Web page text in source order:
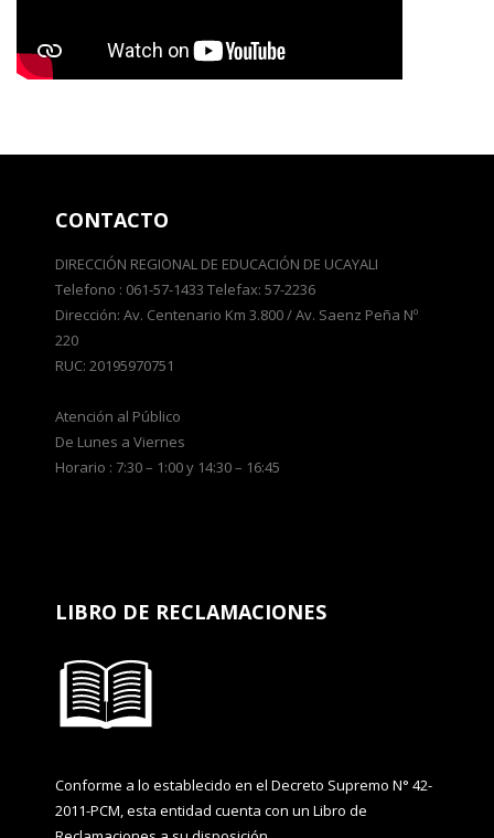
CONTACTO
DIRECCIÓN REGIONAL DE EDUCACIÓN DE UCAYALI
Telefono : 061-57-1433 Telefax: 57-2236
Dirección: Av. Centenario Km 3.800 / Av. Saenz Peña Nº
220
RUC: 20195970751
Atención al Público
De Lunes a Viernes
Horario : 7:30 – 1:00 y 14:30 – 16:45
LIBRO DE RECLAMACIONES
Conforme a lo establecido en el Decreto Supremo N° 42-
2011-PCM, esta entidad cuenta con un Libro de